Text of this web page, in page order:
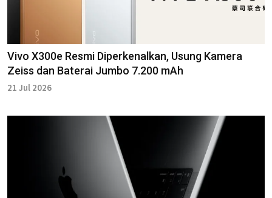
Vivo X300e Resmi Diperkenalkan, Usung Kamera
Zeiss dan Baterai Jumbo 7.200 mAh
21 Jul 2026